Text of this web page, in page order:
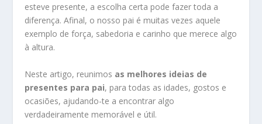
esteve presente, a escolha certa pode fazer toda a
diferença. Afinal, o nosso pai é muitas vezes aquele
exemplo de força, sabedoria e carinho que merece algo
à altura.
Neste artigo, reunimos as melhores ideias de
presentes para pai, para todas as idades, gostos e
ocasiões, ajudando-te a encontrar algo
verdadeiramente memorável e útil.